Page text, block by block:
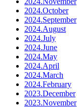
2024.October
2024.September
2024.August
2024.July
2024.June
2024.May
2024.April
2024.March
2024.February
2023.December
2023.November